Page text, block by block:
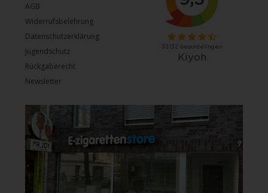
AGB
Widerrufsbelehrung
Datenschutzerklärung
Jugendschutz
Rückgaberecht
Newsletter